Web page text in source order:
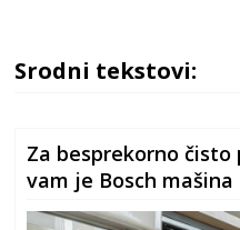
Srodni tekstovi:
Za besprekorno čisto
vam je Bosch mašina